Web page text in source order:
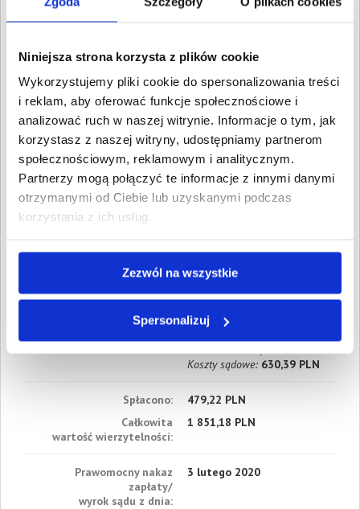
Niniejsza strona korzysta z plików cookie
Wykorzystujemy pliki cookie do spersonalizowania treści
i reklam, aby oferować funkcje społecznościowe i
analizować ruch w naszej witrynie. Informacje o tym, jak
korzystasz z naszej witryny, udostępniamy partnerom
społecznościowym, reklamowym i analitycznym.
Partnerzy mogą połączyć te informacje z innymi danymi
otrzymanymi od Ciebie lub uzyskanymi podczas
korzystania z ich usług.
Zezwól na wszystkie
Spersonalizuj
Wartość:732,40 PLN
Data wymagalności:
15
stycznia 2018
5. Gospodarcze
Wartość:147,62 PLN
Data wymagalności:
stycznia 2018
6. Gospodarcze
7. Gospodarcze
Data wymagalności:30
stycznia 2018
Koszty sądowe: 630,39 PLN
Spłacono:
479,22 PLN
Całkowita
wartość wierzytelności:
1 851,18 PLN
Prawomocny nakaz
zapłaty/
wyrok sądu z dnia:
3 lutego 2020